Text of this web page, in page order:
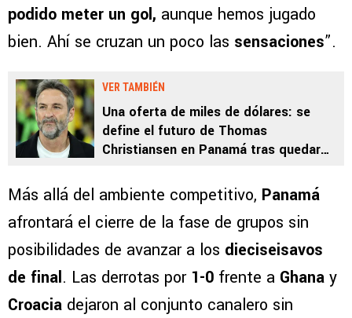
podido meter un gol, aunque hemos jugado
bien. Ahí se cruzan un poco las sensaciones”.
VER TAMBIÉN
Una oferta de miles de dólares: se
define el futuro de Thomas
Christiansen en Panamá tras quedar
Más allá del ambiente competitivo, Panamá
afrontará el cierre de la fase de grupos sin
posibilidades de avanzar a los dieciseisavos
de final. Las derrotas por 1-0 frente a Ghana y
Croacia dejaron al conjunto canalero sin